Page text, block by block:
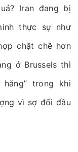
Iran đang bị
thực sự như
chặt chẽ hơn
ở Brussels thì
trong khi
vì sợ đối đầu